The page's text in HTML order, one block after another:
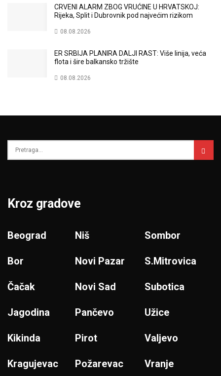
CRVENI ALARM ZBOG VRUĆINE U HRVATSKOJ:
Rijeka, Split i Dubrovnik pod najvećim rizikom
08.08.2026
ER SRBIJA PLANIRA DALJI RAST: Više linija, veća
flota i šire balkansko tržište
08.08.2026
Kroz gradove
Beograd
Bor
Čačak
Jagodina
Kikinda
Kragujevac
Niš
Novi Pazar
Novi Sad
Pančevo
Pirot
Požarevac
Sombor
S.Mitrovica
Subotica
Užice
Valjevo
Vranje